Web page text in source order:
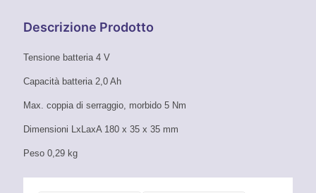
Descrizione Prodotto
Tensione batteria 4 V
Capacità batteria 2,0 Ah
Max. coppia di serraggio, morbido 5 Nm
Dimensioni LxLaxA 180 x 35 x 35 mm
Peso 0,29 kg